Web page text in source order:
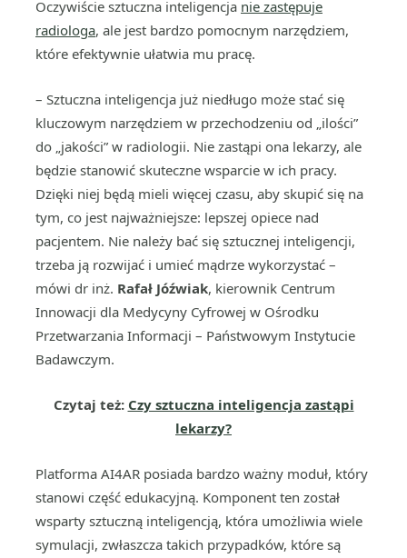
Oczywiście sztuczna inteligencja nie zastępuje
radiologa, ale jest bardzo pomocnym narzędziem,
które efektywnie ułatwia mu pracę.
– Sztuczna inteligencja już niedługo może stać się
kluczowym narzędziem w przechodzeniu od „ilości”
do „jakości” w radiologii. Nie zastąpi ona lekarzy, ale
będzie stanowić skuteczne wsparcie w ich pracy.
Dzięki niej będą mieli więcej czasu, aby skupić się na
tym, co jest najważniejsze: lepszej opiece nad
pacjentem. Nie należy bać się sztucznej inteligencji,
trzeba ją rozwijać i umieć mądrze wykorzystać –
mówi dr inż. Rafał Jóźwiak, kierownik Centrum
Innowacji dla Medycyny Cyfrowej w Ośrodku
Przetwarzania Informacji – Państwowym Instytucie
Badawczym.
Czytaj też: Czy sztuczna inteligencja zastąpi
lekarzy?
Platforma AI4AR posiada bardzo ważny moduł, który
stanowi część edukacyjną. Komponent ten został
wsparty sztuczną inteligencją, która umożliwia wiele
symulacji, zwłaszcza takich przypadków, które są